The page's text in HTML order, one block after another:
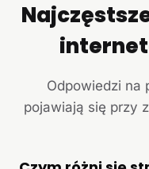
Odpowiedzi na
pojawiają się przy